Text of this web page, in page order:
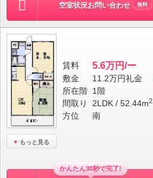
空室状況お問い合わせ 無料
もっと見る
賃料 5.6万円/ー
敷金 11.2万円礼金
所在階 1階
間取り
2LDK / 52.44m2
方位 南
かんたん30秒で完了!